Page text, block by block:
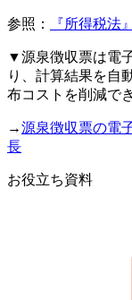
参照： 『所得税法
▼源泉徴収票は電
り、計算結果を自
布コストを削減で
→源泉徴収票の電
長
お役立ち資料